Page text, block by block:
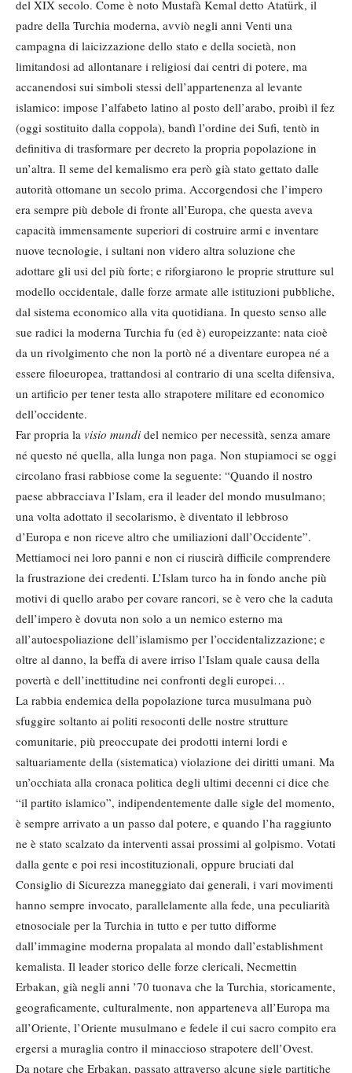
del XIX secolo. Come è noto Mustafà Kemal detto Atatürk, il
padre della Turchia moderna, avviò negli anni Venti una
campagna di laicizzazione dello stato e della società, non
limitandosi ad allontanare i religiosi dai centri di potere, ma
accanendosi sui simboli stessi dell’appartenenza al levante
islamico: impose l’alfabeto latino al posto dell’arabo, proibì il fez
(oggi sostituito dalla coppola), bandì l’ordine dei Sufi, tentò in
definitiva di trasformare per decreto la propria popolazione in
un’altra. Il seme del kemalismo era però già stato gettato dalle
autorità ottomane un secolo prima. Accorgendosi che l’impero
era sempre più debole di fronte all’Europa, che questa aveva
capacità immensamente superiori di costruire armi e inventare
nuove tecnologie, i sultani non videro altra soluzione che
adottare gli usi del più forte; e riforgiarono le proprie strutture sul
modello occidentale, dalle forze armate alle istituzioni pubbliche,
dal sistema economico alla vita quotidiana. In questo senso alle
sue radici la moderna Turchia fu (ed è) europeizzante: nata cioè
da un rivolgimento che non la portò né a diventare europea né a
essere filoeuropea, trattandosi al contrario di una scelta difensiva,
un artificio per tener testa allo strapotere militare ed economico
dell’occidente.
Far propria la visio mundi del nemico per necessità, senza amare
né questo né quella, alla lunga non paga. Non stupiamoci se oggi
circolano frasi rabbiose come la seguente: “Quando il nostro
paese abbracciava l’Islam, era il leader del mondo musulmano;
una volta adottato il secolarismo, è diventato il lebbroso
d’Europa e non riceve altro che umiliazioni dall’Occidente”.
Mettiamoci nei loro panni e non ci riuscirà difficile comprendere
la frustrazione dei credenti. L’Islam turco ha in fondo anche più
motivi di quello arabo per covare rancori, se è vero che la caduta
dell’impero è dovuta non solo a un nemico esterno ma
all’autoespoliazione dell’islamismo per l’occidentalizzazione; e
oltre al danno, la beffa di avere irriso l’Islam quale causa della
povertà e dell’inettitudine nei confronti degli europei…
La rabbia endemica della popolazione turca musulmana può
sfuggire soltanto ai politi resoconti delle nostre strutture
comunitarie, più preoccupate dei prodotti interni lordi e
saltuariamente della (sistematica) violazione dei diritti umani. Ma
un’occhiata alla cronaca politica degli ultimi decenni ci dice che
“il partito islamico”, indipendentemente dalle sigle del momento,
è sempre arrivato a un passo dal potere, e quando l’ha raggiunto
ne è stato scalzato da interventi assai prossimi al golpismo. Votati
dalla gente e poi resi incostituzionali, oppure bruciati dal
Consiglio di Sicurezza maneggiato dai generali, i vari movimenti
hanno sempre invocato, parallelamente alla fede, una peculiarità
etnosociale per la Turchia in tutto e per tutto difforme
dall’immagine moderna propalata al mondo dall’establishment
kemalista. Il leader storico delle forze clericali, Necmettin
Erbakan, già negli anni ’70 tuonava che la Turchia, storicamente,
geograficamente, culturalmente, non apparteneva all’Europa ma
all’Oriente, l’Oriente musulmano e fedele il cui sacro compito era
ergersi a muraglia contro il minaccioso strapotere dell’Ovest.
Da notare che Erbakan, passato attraverso alcune sigle partitiche